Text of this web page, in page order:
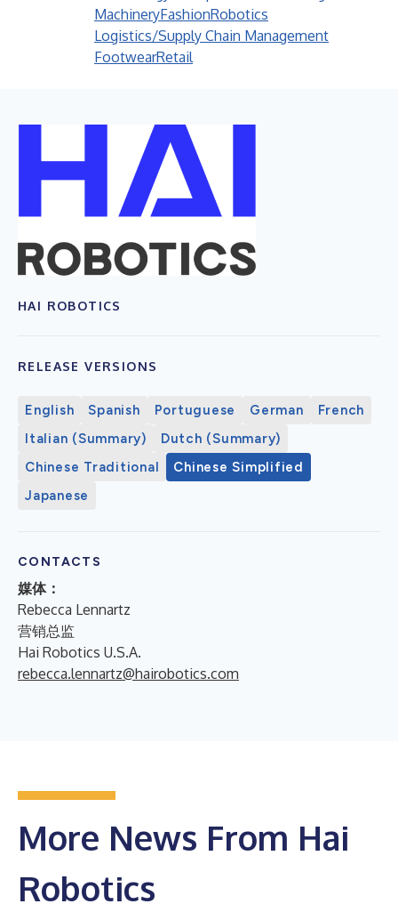
MachineryFashionRobotics
Logistics/Supply Chain Management
FootwearRetail
HAI ROBOTICS
RELEASE VERSIONS
English Spanish Portuguese German
French
Italian (Summary)
Dutch (Summary)
Chinese Traditional
Chinese Simplified
Japanese
CONTACTS
媒体：
Rebecca Lennartz
营销总监
Hai Robotics U.S.A.
rebecca.lennartz@hairobotics.com
More News From Hai
Robotics